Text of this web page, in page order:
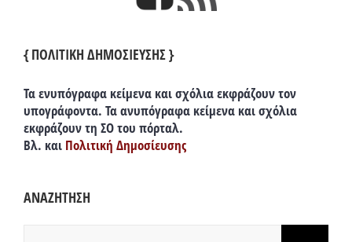
{ ΠΟΛΙΤΙΚΗ ΔΗΜΟΣΙΕΥΣΗΣ }
Τα ενυπόγραφα κείμενα και σχόλια εκφράζουν τον
υπογράφοντα. Τα ανυπόγραφα κείμενα και σχόλια
εκφράζουν τη ΣΟ του πόρταλ.
Βλ. και Πολιτική Δημοσίευσης
ΑΝΑΖΗΤΗΣΗ